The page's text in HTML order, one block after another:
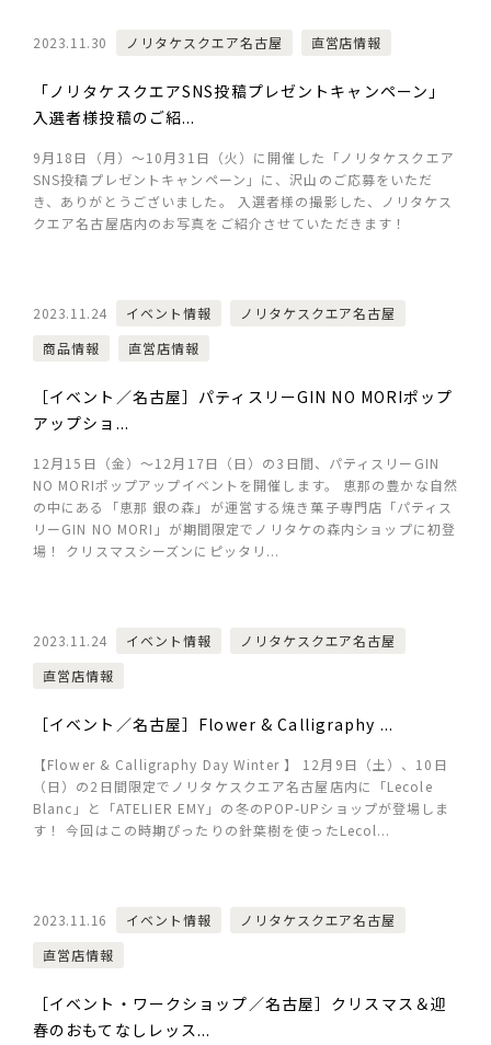
2023.11.30 ノリタケスクエア名古屋 直営店情報
「ノリタケスクエアSNS投稿プレゼントキャンペーン」
入選者様投稿のご紹...
9月18日（月）～10月31日（火）に開催した「ノリタケスクエア
SNS投稿プレゼントキャンペーン」に、沢山のご応募をいただ
き、ありがとうございました。 入選者様の撮影した、ノリタケス
クエア名古屋店内のお写真をご紹介させていただきます！
2023.11.24 イベント情報
ノリタケスクエア名古屋
商品情報
直営店情報
［イベント／名古屋］パティスリーGIN NO MORIポップ
アップショ...
12月15日（金）～12月17日（日）の3日間、パティスリーGIN
NO MORIポップアップイベントを開催します。 恵那の豊かな自然
の中にある「恵那 銀の森」が運営する焼き菓子専門店「パティス
リーGIN NO MORI」が期間限定でノリタケの森内ショップに初登
場！ クリスマスシーズンにピッタリ...
2023.11.24 イベント情報
ノリタケスクエア名古屋
直営店情報
［イベント／名古屋］Flower & Calligraphy ...
【Flower & Calligraphy Day Winter 】 12月9日（土）、10日
（日）の2日間限定でノリタケスクエア名古屋店内に「Lecole
Blanc」と「ATELIER EMY」の冬のPOP-UPショップが登場しま
す！ 今回はこの時期ぴったりの針葉樹を使ったLecol...
2023.11.16 イベント情報
ノリタケスクエア名古屋
直営店情報
［イベント・ワークショップ／名古屋］クリスマス＆迎
春のおもてなしレッス...